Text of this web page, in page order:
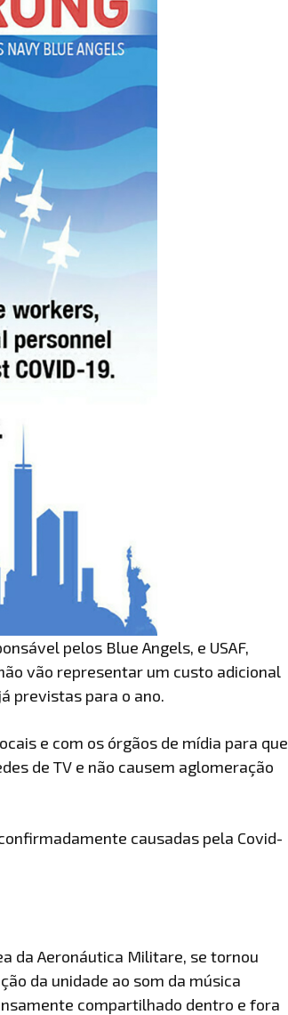
pelos Blue Angels, e USAF,
vão representar um custo adicional
previstas para o ano.
e com os órgãos de mídia para que
de TV e não causem aglomeração
causadas pela Covid-
da Aeronáutica Militare, se tornou
da unidade ao som da música
compartilhado dentro e fora